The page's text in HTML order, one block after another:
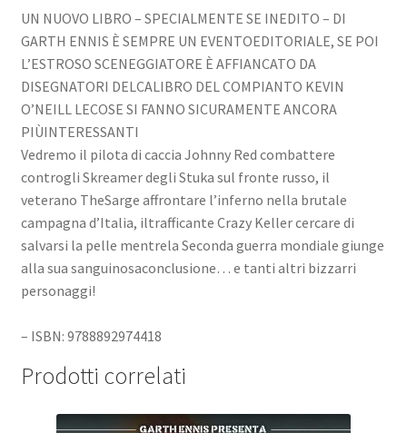
UN NUOVO LIBRO – SPECIALMENTE SE INEDITO – DI
GARTH ENNIS È SEMPRE UN EVENTOEDITORIALE, SE POI
L’ESTROSO SCENEGGIATORE È AFFIANCATO DA
DISEGNATORI DELCALIBRO DEL COMPIANTO KEVIN
O’NEILL LECOSE SI FANNO SICURAMENTE ANCORA
PIÙINTERESSANTI
Vedremo il pilota di caccia Johnny Red combattere
controgli Skreamer degli Stuka sul fronte russo, il
veterano TheSarge affrontare l’inferno nella brutale
campagna d’Italia, iltrafficante Crazy Keller cercare di
salvarsi la pelle mentrela Seconda guerra mondiale giunge
alla sua sanguinosaconclusione… e tanti altri bizzarri
personaggi!
– ISBN: 9788892974418
Prodotti correlati